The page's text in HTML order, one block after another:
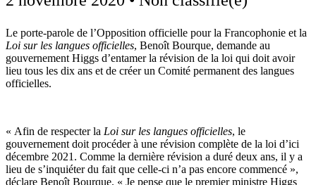
Le porte-parole de l’Opposition officielle pour la Francophonie et la
Loi sur les langues officielles, Benoît Bourque, demande au
gouvernement Higgs d’entamer la révision de la loi qui doit avoir
lieu tous les dix ans et de créer un Comité permanent des langues
officielles.
« Afin de respecter la Loi sur les langues officielles, le
gouvernement doit procéder à une révision complète de la loi d’ici
décembre 2021. Comme la dernière révision a duré deux ans, il y a
lieu de s’inquiéter du fait que celle-ci n’a pas encore commencé »,
déclare Benoît Bourque. « Je pense que le premier ministre Higgs